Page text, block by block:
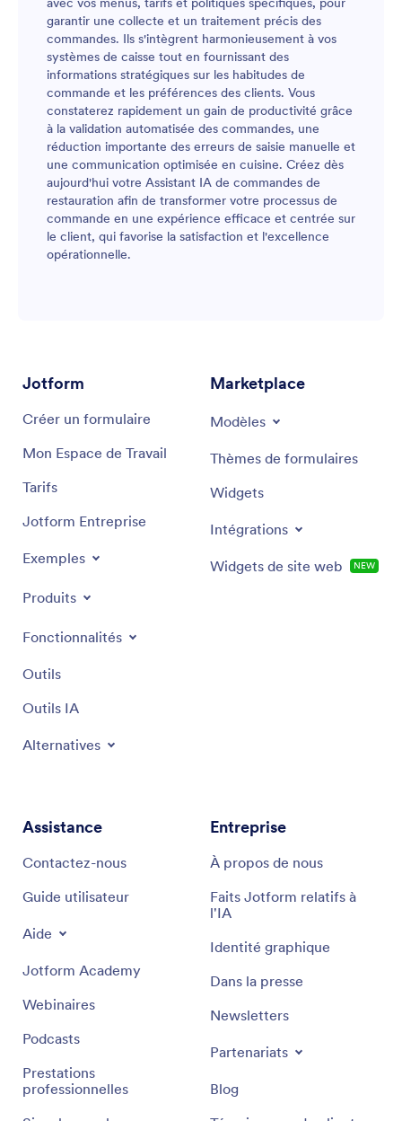
garantir une collecte et un traitement précis des
commandes. Ils s'intègrent harmonieusement à vos
systèmes de caisse tout en fournissant des
informations stratégiques sur les habitudes de
commande et les préférences des clients. Vous
constaterez rapidement un gain de productivité grâce
à la validation automatisée des commandes, une
réduction importante des erreurs de saisie manuelle et
une communication optimisée en cuisine. Créez dès
aujourd'hui votre Assistant IA de commandes de
restauration afin de transformer votre processus de
commande en une expérience efficace et centrée sur
le client, qui favorise la satisfaction et l'excellence
opérationnelle.
Jotform
Créer un formulaire
Mon Espace de Travail
Tarifs
Jotform Entreprise
Exemples
Produits
Fonctionnalités
Outils
Outils IA
Alternatives
Marketplace
Modèles
Thèmes de formulaires
Widgets
Intégrations
Widgets de site web NEW
Assistance
Contactez-nous
Guide utilisateur
Aide
Jotform Academy
Webinaires
Podcasts
Prestations
professionnelles
Entreprise
À propos de nous
Faits Jotform relatifs à
l'IA
Identité graphique
Dans la presse
Newsletters
Partenariats
Blog